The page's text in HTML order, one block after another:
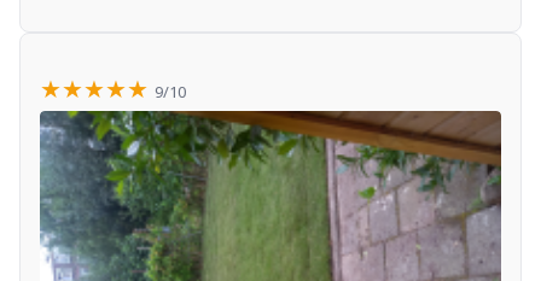
★★★★★ 9/10